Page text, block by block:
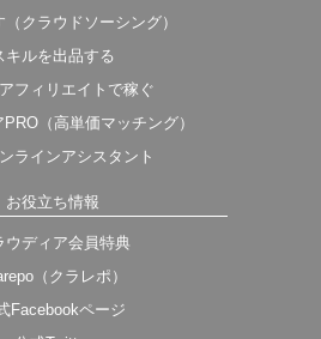
クラウドソーシング）
キルを出品する
フィリエイトで稼ぐ
（高単価マッチング）
ラインアシスタント
お役立ち情報
ウディア会員特典
（クラレポ）
Facebookページ